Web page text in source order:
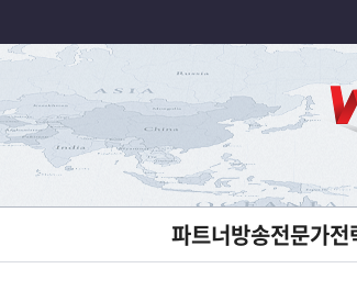
파트너방송전문가전